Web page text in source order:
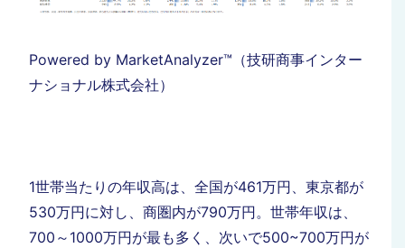
Powered by MarketAnalyzer™（技研商事インター
ナショナル株式会社）
1世帯当たりの年収高は、全国が461万円、東京都が
530万円に対し、商圏内が790万円。世帯年収は、
700～1000万円が最も多く、次いで500~700万円が